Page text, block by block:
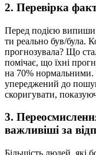
2. Перевірка
Перед подією випиши
ти реально був/була.
прогнозувала? Що
помічає, що їхні
на 70% нормальними.
упереджений до
скоригувати,
3.
важливіші за
Більшість людей, які